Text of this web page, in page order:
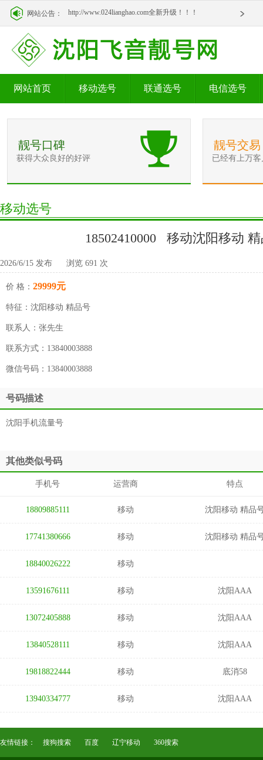
网站公告： http://www.024lianghao.com全新升级！！！
网站首页 移动选号 联通选号 电信选号
靓号口碑
获得大众良好的好评
靓号交易
已经有上万
移动选号
18502410000 移动沈阳移动
2026/6/15 发布 浏览 691 次
价 格： 29999元
特征： 沈阳移动 精品号
联系人： 张先生
联系方式： 13840003888
微信号码： 13840003888
号码描述
沈阳手机流量号
其他类似号码
手机号 运营商 特点
18809885111 移动 沈阳移动 精品
17741380666 移动 沈阳移动 精品
18840026222 移动
13591676111 移动 沈阳AAA
13072405888 移动 沈阳AAA
13840528111 移动 沈阳AAA
19818822444 移动 底消58
13940334777 移动 沈阳AAA
友情链接： 搜狗搜索 百度 辽宁移动 360搜索